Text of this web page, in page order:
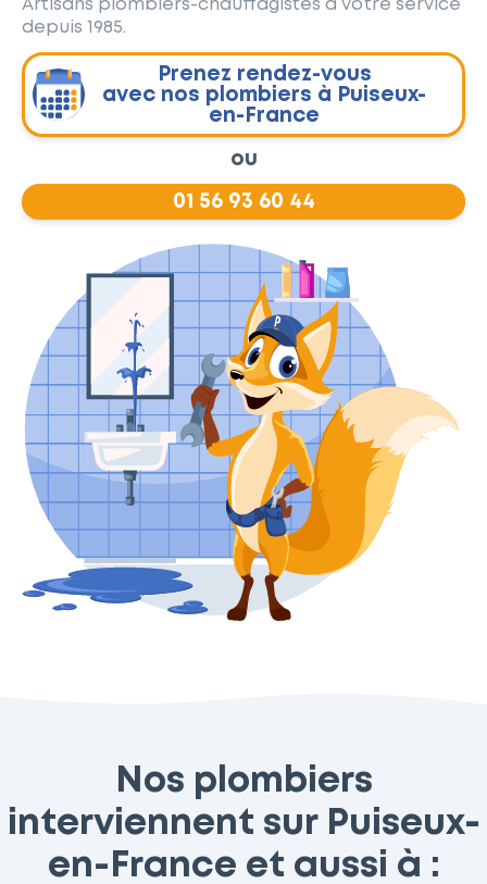
Artisans plombiers-chauffagistes à votre service
depuis 1985.
Prenez rendez-vous
avec nos plombiers à Puiseux-
en-France
ou
01 56 93 60 44
Nos plombiers
interviennent sur Puiseux-
en-France et aussi à :